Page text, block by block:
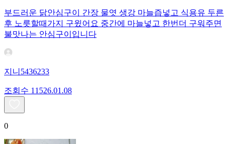
부드러운 닭안심구이 간장 물엿 생강 마늘즙넣고 식용유 두른
후 노릇할때가지 구윘어요 중간에 마늘넣고 한번더 구워주면
불맛나는 안심구이입니다
지니5436233
조회수 11526.01.08
0